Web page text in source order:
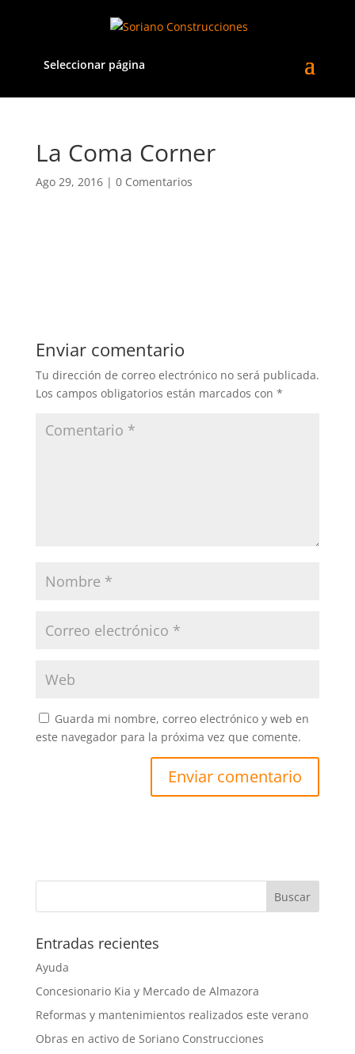
Seleccionar página
La Coma Corner
Ago 29, 2016| 0 Comentarios
Enviar comentario
Tu dirección de correo electrónico no será publicada.
Los campos obligatorios están marcados con *
Guarda mi nombre, correo electrónico y web en
este navegador para la próxima vez que comente.
Entradas recientes
Ayuda
Concesionario Kia y Mercado de Almazora
Reformas y mantenimientos realizados este verano
Obras en activo de Soriano Construcciones